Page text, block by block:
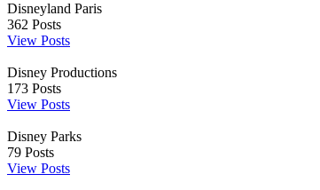
Disneyland Paris
362 Posts
View Posts
Disney Productions
173 Posts
View Posts
Disney Parks
79 Posts
View Posts